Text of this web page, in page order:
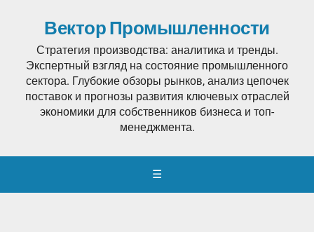
Вектор Промышленности
Стратегия производства: аналитика и тренды.
Экспертный взгляд на состояние промышленного
сектора. Глубокие обзоры рынков, анализ цепочек
поставок и прогнозы развития ключевых отраслей
экономики для собственников бизнеса и топ-
менеджмента.
☰